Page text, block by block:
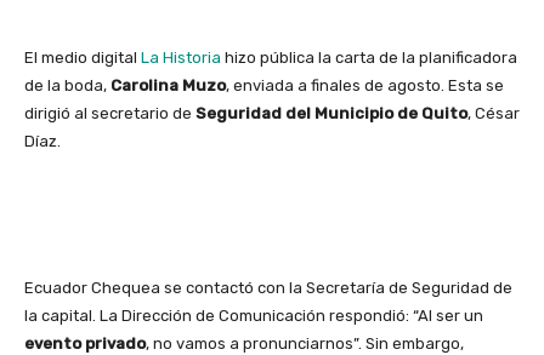
El medio digital La Historia hizo pública la carta de la planificadora
de la boda, Carolina Muzo, enviada a finales de agosto. Esta se
dirigió al secretario de Seguridad del Municipio de Quito, César
Díaz.
Ecuador Chequea se contactó con la Secretaría de Seguridad de
la capital. La Dirección de Comunicación respondió: “Al ser un
evento privado, no vamos a pronunciarnos”. Sin embargo,